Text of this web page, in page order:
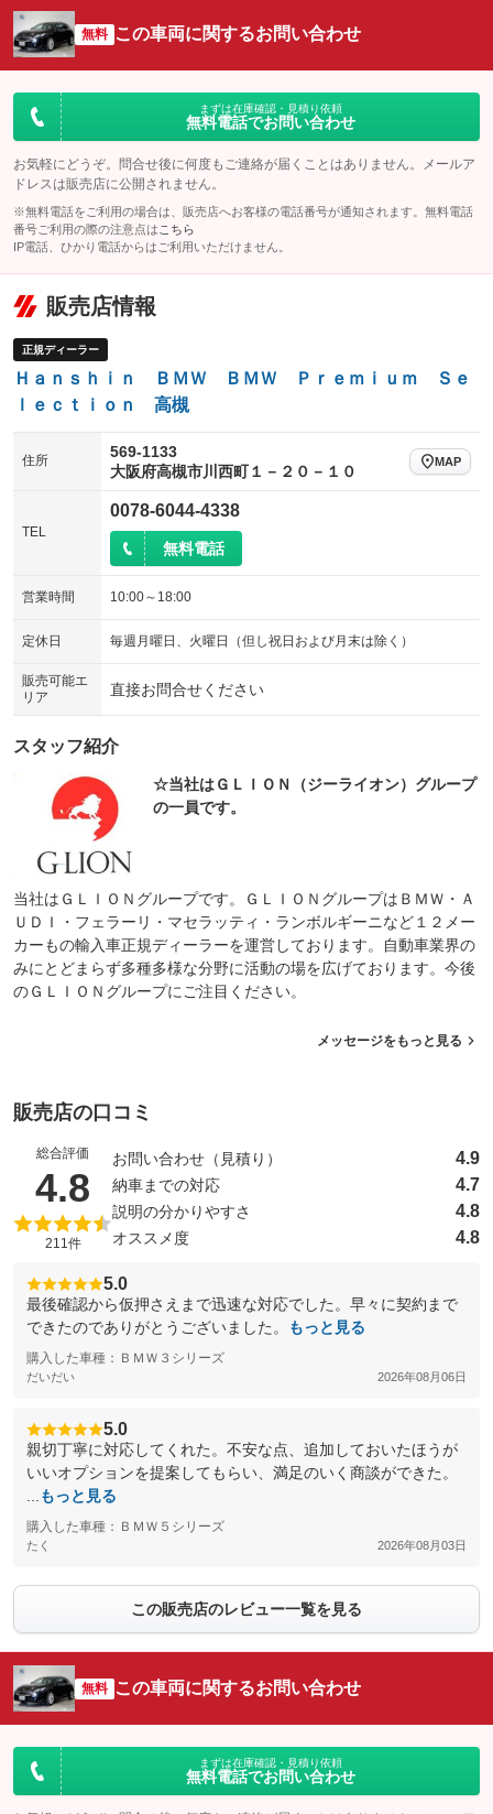
アイドリングストップ
：装備あり
USB入力端子
：装備あり Bluetooth接続
：装備なし ：装備なし
センターデフロック
：装備なし
レンタカーアップ
：装備あり 展示・試乗車
：装備なし
：装備あり
キーレス
：装備あり ：装備あり
HID(キセノンライト)
：装備なし
バックカメラ
：装備あり ETC2.0
エアロ
：装備なし スマートキー
ローダウン
：装備なし ランフラットタイヤ
：装備なし
パワーシート
：装備あり 3列シート
：装備なし
ベンチシート
：装備なし ：装備なし
：装備なし
ウォークスルー
：装備なし ：装備なし
電動リアゲート
：装備あり
：装備なし
サイドカメラ ルーフレール
エアサスペンション
無料 この車両に関するお問い合わせ
まずは在庫確認・見積り依頼
無料電話でお問い合わせ
お気軽にどうぞ。問合せ後に何度もご連絡が届くことはありません。メールア
ドレスは販売店に公開されません。
※無料電話をご利用の場合は、販売店へお客様の電話番号が通知されます。無料電話
番号ご利用の際の注意点は こちら
IP電話、ひかり電話からはご利用いただけません。
販売店情報
正規ディーラー
Ｈａｎｓｈｉｎ ＢＭＷ ＢＭＷ Ｐｒｅｍｉｕｍ Ｓｅ
ｌｅｃｔｉｏｎ 高槻
住所
569-1133
大阪府高槻市川西町１－２０－１０
MAP
TEL
0078-6044-4338
無料電話
営業時間 10:00～18:00
定休日 毎週月曜日、火曜日（但し祝日および月末は除く）
販売可能エ
リア
直接お問合せください
スタッフ紹介
☆当社はＧＬＩＯＮ（ジーライオン）グループ
の一員です。
当社はＧＬＩＯＮグループです。ＧＬＩＯＮグループはＢＭＷ・Ａ
ＵＤＩ・フェラーリ・マセラッティ・ランボルギーニなど１２メー
カーもの輸入車正規ディーラーを運営しております。自動車業界の
みにとどまらず多種多様な分野に活動の場を広げております。今後
のＧＬＩＯＮグループにご注目ください。
メッセージをもっと見る
販売店の口コミ
総合評価
4.8 （5点満点中）
211件
お問い合わせ（見積り） 4.9
納車までの対応 4.7
説明の分かりやすさ 4.8
オススメ度 4.8
5.0
最後確認から仮押さえまで迅速な対応でした。早々に契約まで
できたのでありがとうございました。
もっと見る
購入した車種：ＢＭＷ３シリーズ
だいだい 2026年08月06日
5.0
親切丁寧に対応してくれた。不安な点、追加しておいたほうが
いいオプションを提案してもらい、満足のいく商談ができた。
もっと見る
購入した車種：ＢＭＷ５シリーズ
たく 2026年08月03日
この販売店のレビュー一覧を見る
無料 この車両に関するお問い合わせ
まずは在庫確認・見積り依頼
無料電話でお問い合わせ